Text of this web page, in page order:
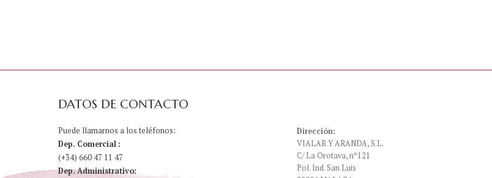
DATOS DE CONTACTO
Puede llamarnos a los teléfonos:
Dep. Comercial :
(+34) 660 47 11 47
Dep. Administrativo:
Dirección:
VIALAR Y ARANDA, S.L.
C/ La Orotava, nº121
Pol. Ind. San Luis